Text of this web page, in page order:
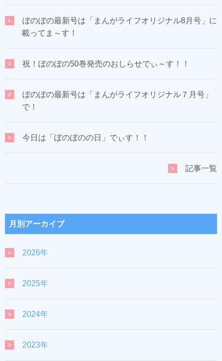
ぼのぼの最新号は「まんがライフオリジナル8月号」に
載ってま～す！
祝！ぼのぼの50巻発売のおしらせでぃ～す！！
ぼのぼの最新号は「まんがライフオリジナル７月号」
で！
今日は「ぼのぼのの日」でぃす！！
記事一覧
月別アーカイブ
2026年
2025年
2024年
2023年